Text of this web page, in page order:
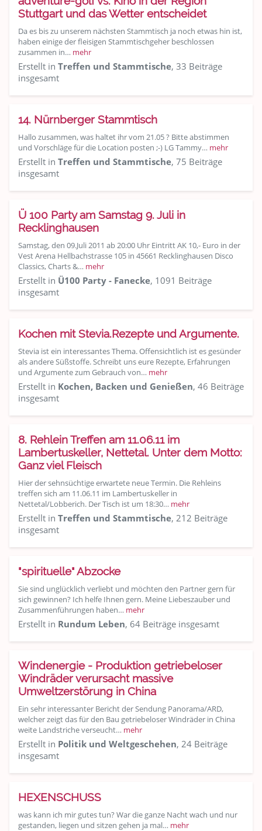
Stuttgart und das Wetter entscheidet
Da es bis zu unserem nächsten Stammtisch ja noch etwas hin ist,
haben einige der fleisigen Stammtischgeher beschlossen
zusammen in… mehr
Erstellt in Treffen und Stammtische, 33 Beiträge
insgesamt
14. Nürnberger Stammtisch
Hallo zusammen, was haltet ihr vom 21.05 ? Bitte abstimmen
und Vorschläge für die Location posten ;-) LG Tammy… mehr
Erstellt in Treffen und Stammtische, 75 Beiträge
insgesamt
Ü 100 Party am Samstag 9. Juli in
Recklinghausen
Samstag, den 09.Juli 2011 ab 20:00 Uhr Eintritt AK 10,- Euro in der
Vest Arena Hellbachstrasse 105 in 45661 Recklinghausen Disco
Classics, Charts &… mehr
Erstellt in Ü100 Party - Fanecke, 1091 Beiträge
insgesamt
Kochen mit Stevia.Rezepte und Argumente.
Stevia ist ein interessantes Thema. Offensichtlich ist es gesünder
als andere Süßstoffe. Schreibt uns eure Rezepte, Erfahrungen
und Argumente zum Gebrauch von… mehr
Erstellt in Kochen, Backen und Genießen, 46 Beiträge
insgesamt
8. Rehlein Treffen am 11.06.11 im
Lambertuskeller, Nettetal. Unter dem Motto:
Ganz viel Fleisch
Hier der sehnsüchtige erwartete neue Termin. Die Rehleins
treffen sich am 11.06.11 im Lambertuskeller in
Nettetal/Lobberich. Der Tisch ist um 18:30… mehr
Erstellt in Treffen und Stammtische, 212 Beiträge
insgesamt
"spirituelle" Abzocke
Sie sind unglücklich verliebt und möchten den Partner gern für
sich gewinnen? Ich helfe Ihnen gern. Meine Liebeszauber und
Zusammenführungen haben… mehr
Erstellt in Rundum Leben, 64 Beiträge insgesamt
Windenergie - Produktion getriebeloser
Windräder verursacht massive
Umweltzerstörung in China
Ein sehr interessanter Bericht der Sendung Panorama/ARD,
welcher zeigt das für den Bau getriebeloser Windräder in China
weite Landstriche verseucht… mehr
Erstellt in Politik und Weltgeschehen, 24 Beiträge
insgesamt
HEXENSCHUSS
was kann ich mir gutes tun? War die ganze Nacht wach und nur
gestanden, liegen und sitzen gehen ja mal… mehr